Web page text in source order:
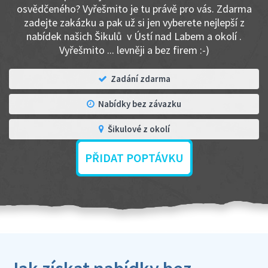
osvědčeného? Vyřešmito je tu právě pro vás. Zdarma
zadejte zakázku a pak už si jen vyberete nejlepší z
nabídek našich Šikulů v Ústí nad Labem a okolí .
Vyřešmito ... levněji a bez firem :-)
Zadání zdarma
Nabídky bez závazku
Šikulové z okolí
PŘIDAT POPTÁVKU